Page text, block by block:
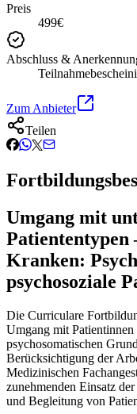
Preis
499€
Abschluss &
Zum Anbieter
Teilen
Umgang mit
Patiententypen
Kranken:
psychosoziale
Die Curriculare
Umgang mit
psychosomatischen
Berücksichtigung der
Medizinischen
zunehmenden Einsatz
und Begleitung von